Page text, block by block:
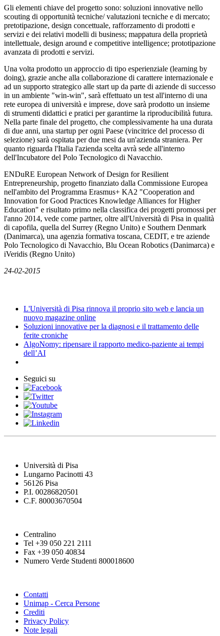
Gli elementi chiave del progetto sono: soluzioni innovative nello
scouting di opportunità tecniche/ valutazioni tecniche e di mercato;
pretotipazione, design concettuale, rafforzamento di prodotti e
servizi e dei relativi modelli di business; mappatura della proprietà
intellettuale, design around e competitive intelligence; prototipazione
avanzata di prodotti e servizi.
Una volta prodotto un approccio di tipo esperienziale (learning by
doing), grazie anche alla collaborazione di carattere internazionale e
ad un supporto strategico alle start up da parte di aziende di successo
in un ambiente "win-win", sarà effettuato un test all'interno di una
rete europea di università e imprese, dove sarà prodotto un insieme
di strumenti didattici e pratici per garantirne la riproducibilità futura.
Nella parte finale del progetto, che complessivamente ha una durata
di due anni, una startup per ogni Paese (vincitrice del processo di
selezione) sarà ospitata per due mesi da un'azienda straniera. Per
quanto riguarda l'Italia l'azienda scelta avrà sede all'interno
dell'Incubatore del Polo Tecnologico di Navacchio.
ENDuRE European Network of Design for Resilient
Entrepreneurship, progetto finanziato dalla Commissione Europea
nell'ambito del Programma Erasmus+ KA2 "Cooperation and
Innovation for Good Practices Knowledge Alliances for Higher
Education" e risultato primo nella classifica dei progetti promossi per
l'anno 2014, vede come partner, oltre all'Università di Pisa in qualità
di capofila, quella del Surrey (Regno Unito) e Southern Denmark
(Danimarca), una agenzia formativa toscana, CEDIT, e tre aziende
Polo Tecnologico di Navacchio, Blu Ocean Robotics (Danimarca) e
iVeridis (Regno Unito)
24-02-2015
L'Università di Pisa rinnova il proprio sito web e lancia un
nuovo magazine online
Soluzioni innovative per la diagnosi e il trattamento delle
ferite croniche
AlgoNomy: ripensare il rapporto medico-paziente ai tempi
dell’AI
Seguici su
Università di Pisa
Lungarno Pacinotti 43
56126 Pisa
P.I. 00286820501
C.F. 80003670504
Centralino
Tel +39 050 221 2111
Fax +39 050 40834
Numero Verde Studenti 800018600
Contatti
Unimap - Cerca Persone
Crediti
Privacy Policy
Note legali